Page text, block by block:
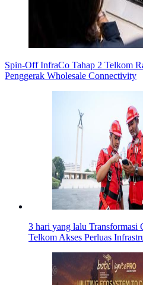
Spin-Off InfraCo Tahap 2 Telkom
Penggerak Wholesale Connectivity
3 hari yang lalu Transformasi
Telkom Akses Perluas